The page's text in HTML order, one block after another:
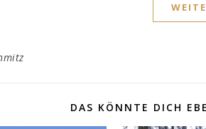
DAS KÖNNTE DICH